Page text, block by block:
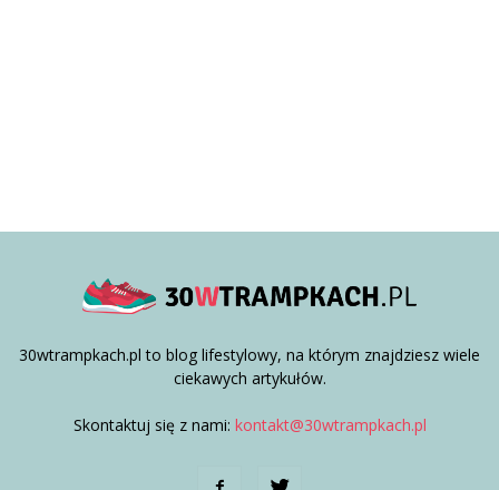
30wtrampkach.pl to blog lifestylowy, na którym znajdziesz wiele
ciekawych artykułów.
Skontaktuj się z nami: kontakt@30wtrampkach.pl